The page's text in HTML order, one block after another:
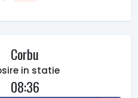
Corbu
in statie
08:36